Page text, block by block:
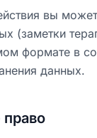
вы
(заметки
формате в
данных.